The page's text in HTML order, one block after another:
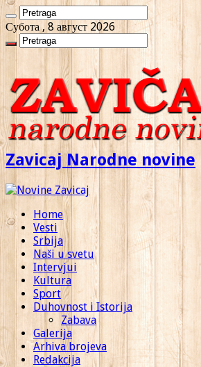
Субота , 8 август 2026
Zavicaj Narodne novine
Home
Vesti
Srbija
Naši u svetu
Intervjui
Kultura
Sport
Duhovnost i Istorija
Zabava
Galerija
Arhiva brojeva
Redakcija